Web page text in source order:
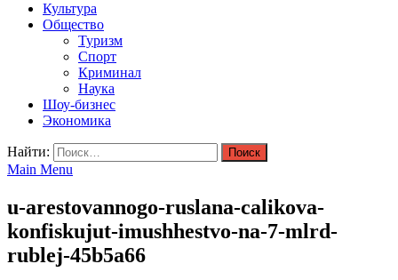
Культура
Общество
Туризм
Спорт
Криминал
Наука
Шоу-бизнес
Экономика
Найти:
Main Menu
u-arestovannogo-ruslana-calikova-
konfiskujut-imushhestvo-na-7-mlrd-
rublej-45b5a66